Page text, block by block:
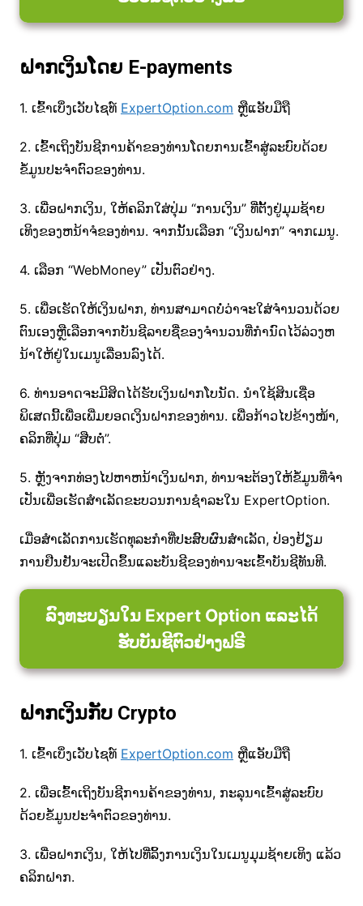
ຝາກເງິນໂດຍ E-payments
1. ເຂົ້າເບິ່ງເວັບໄຊທ໌ ExpertOption.com ຫຼືແອັບມືຖື
2. ເຂົ້າເຖິງບັນຊີການຄ້າຂອງທ່ານໂດຍການເຂົ້າສູ່ລະບົບດ້ວຍ
ຂໍ້ມູນປະຈໍາຕົວຂອງທ່ານ.
3. ເພື່ອຝາກເງິນ, ໃຫ້ຄລິກໃສ່ປຸ່ມ “ການເງິນ” ທີ່ຕັ້ງຢູ່ມຸມຊ້າຍ
ເທິງຂອງຫນ້າຈໍຂອງທ່ານ. ຈາກນັ້ນເລືອກ “ເງິນຝາກ” ຈາກເມນູ.
4. ເລືອກ “WebMoney” ເປັນຕົວຢ່າງ.
5. ເພື່ອເຮັດໃຫ້ເງິນຝາກ, ທ່ານສາມາດບໍ່ວ່າຈະໃສ່ຈໍານວນດ້ວຍ
ຕົນເອງຫຼືເລືອກຈາກບັນຊີລາຍຊື່ຂອງຈໍານວນທີ່ກໍານົດໄວ້ລ່ວງຫ
ນ້າໃຫ້ຢູ່ໃນເມນູເລື່ອນລົງໄດ້.
6. ທ່ານອາດຈະມີສິດໄດ້ຮັບເງິນຝາກໂບນັດ. ນຳໃຊ້ສິນເຊື່ອ
ພິເສດນີ້ເພື່ອເພີ່ມຍອດເງິນຝາກຂອງທ່ານ. ເພື່ອກ້າວໄປຂ້າງໜ້າ,
ຄລິກທີ່ປຸ່ມ “ສືບຕໍ່”.
5. ຫຼັງຈາກທ່ອງໄປຫາຫນ້າເງິນຝາກ, ທ່ານຈະຕ້ອງໃຫ້ຂໍ້ມູນທີ່ຈໍາ
ເປັນເພື່ອເຮັດສໍາເລັດຂະບວນການຊໍາລະໃນ ExpertOption.
ເມື່ອສໍາເລັດການເຮັດທຸລະກໍາທີ່ປະສົບຜົນສໍາເລັດ, ປ່ອງຢ້ຽມ
ການຢືນຢັນຈະເປີດຂຶ້ນແລະບັນຊີຂອງທ່ານຈະເຂົ້າບັນຊີທັນທີ.
ລົງທະບຽນໃນ Expert Option ແລະໄດ້
ຮັບບັນຊີຕົວຢ່າງຟຣີ
ຝາກເງິນກັບ Crypto
1. ເຂົ້າເບິ່ງເວັບໄຊທ໌ ExpertOption.com ຫຼືແອັບມືຖື
2. ເພື່ອເຂົ້າເຖິງບັນຊີການຄ້າຂອງທ່ານ, ກະລຸນາເຂົ້າສູ່ລະບົບ
ດ້ວຍຂໍ້ມູນປະຈໍາຕົວຂອງທ່ານ.
3. ເພື່ອຝາກເງິນ, ໃຫ້ໄປທີ່ລິ້ງການເງິນໃນເມນູມຸມຊ້າຍເທິງ ແລ້ວ
ຄລິກຝາກ.